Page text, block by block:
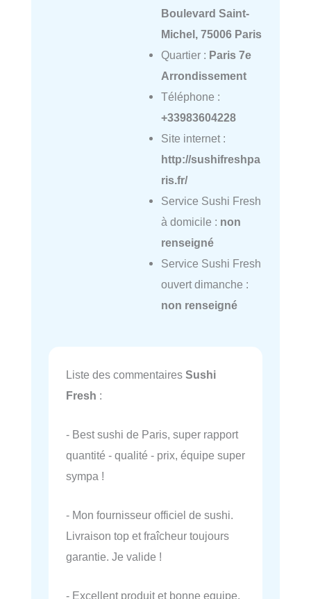
Boulevard Saint-
Michel, 75006 Paris
Quartier : Paris 7e
Arrondissement
Téléphone :
+33983604228
Site internet :
http://sushifreshpa
ris.fr/
Service Sushi Fresh
à domicile : non
renseigné
Service Sushi Fresh
ouvert dimanche :
non renseigné
Liste des commentaires Sushi
Fresh :
- Best sushi de Paris, super rapport
quantité - qualité - prix, équipe super
sympa !
- Mon fournisseur officiel de sushi.
Livraison top et fraîcheur toujours
garantie. Je valide !
- Excellent produit et bonne equipe.